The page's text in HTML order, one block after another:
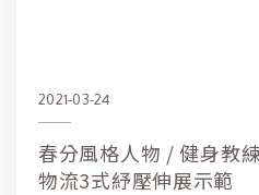
2021-03-24
春分風格人物 / 健身教
物流3式紓壓伸展示範